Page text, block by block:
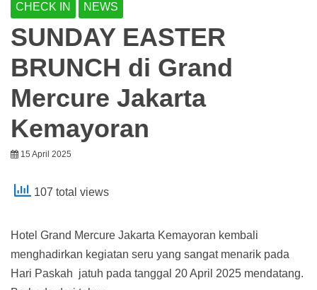
CHECK IN NEWS
SUNDAY EASTER
BRUNCH di Grand
Mercure Jakarta
Kemayoran
15 April 2025
107 total views
Hotel Grand Mercure Jakarta Kemayoran kembali
menghadirkan kegiatan seru yang sangat menarik pada
Hari Paskah jatuh pada tanggal 20 April 2025 mendatang.